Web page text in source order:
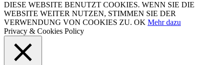
DIESE WEBSITE BENUTZT COOKIES. WENN SIE DIE
WEBSITE WEITER NUTZEN, STIMMEN SIE DER
VERWENDUNG VON COOKIES ZU. OK Mehr dazu
Privacy & Cookies Policy